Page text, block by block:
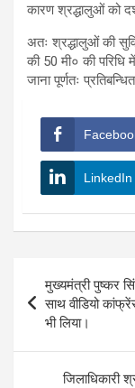
कारण श्रद्धालुओं को
अतः श्रद्धालुओं की
की 50 मी० की परिधि
जाना पूर्णतः
LinkedIn
navigation
मुख्यमंत्री पुष्कर
साथ वीडियो
भी लिया।
जिलाधिकारी